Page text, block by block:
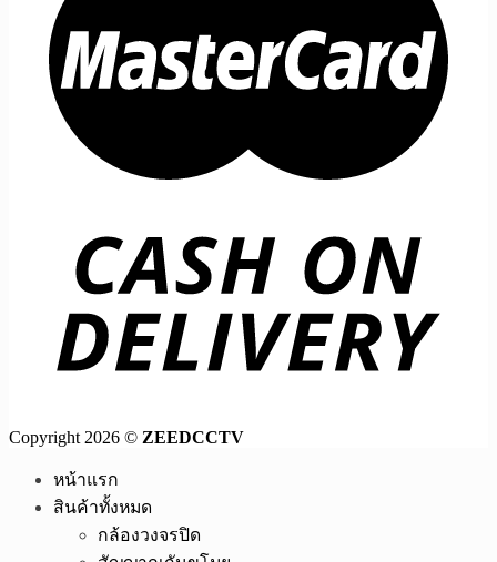
Copyright 2026 © ZEEDCCTV
หน้าแรก
สินค้าทั้งหมด
กล้องวงจรปิด